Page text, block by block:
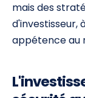
mais des
d'investisseur,
appétence au